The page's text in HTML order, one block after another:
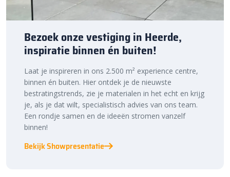
Bezoek onze vestiging in Heerde,
inspiratie binnen én buiten!
Laat je inspireren in ons 2.500 m² experience centre,
binnen én buiten. Hier ontdek je de nieuwste
bestratingstrends, zie je materialen in het echt en krijg
je, als je dat wilt, specialistisch advies van ons team.
Een rondje samen en de ideeën stromen vanzelf
binnen!
Bekijk Showpresentatie